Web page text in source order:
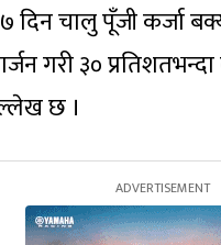
चालु पूँजी कर्जा
गरी ३०
छ ।